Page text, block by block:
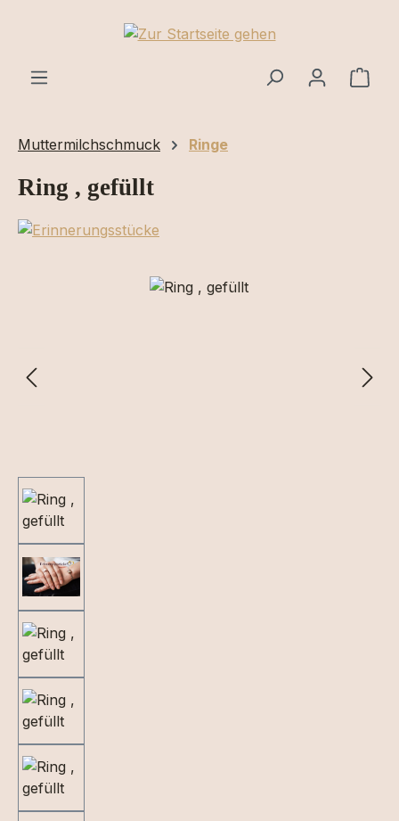
Zum Hauptinhalt springen
Muttermilchschmuck Ringe
Ring , gefüllt
Bildergalerie überspringen